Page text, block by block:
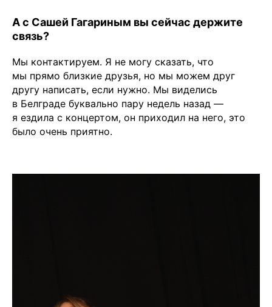
А с Сашей Гагариным вы сейчас держите
связь?
Мы контактируем. Я не могу сказать, что
мы прямо близкие друзья, но мы можем друг
другу написать, если нужно. Мы виделись
в Белграде буквально пару недель назад —
я ездила с концертом, он приходил на него, это
было очень приятно.